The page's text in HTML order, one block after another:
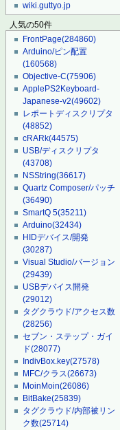
wiki.guttyo.jp
人気の50件
FrontPage(284860)
Arduino/ピン配置
(160568)
Objective-C(75906)
ApplePS2Keyboard-
Japanese-v2(49602)
レポートディスクリプタ
(48852)
cRARk(44575)
USB/ディスクリプタ
(43708)
NSString(36617)
Quartz Composer/パッチ
(36490)
SmartQ 5(35211)
Arduino(32434)
HIDデバイス/開発
(30287)
Visual Studio/バージョン
(29439)
USBデバイス開発
(29012)
タグクラウド/アクセス数
(28256)
セブン・ステップ・ガイ
ド(28077)
IndivBox.key(27578)
MFC/クラス(26673)
MoinMoin(26086)
BitBake(25839)
タグクラウド/内部被リン
ク数(25714)